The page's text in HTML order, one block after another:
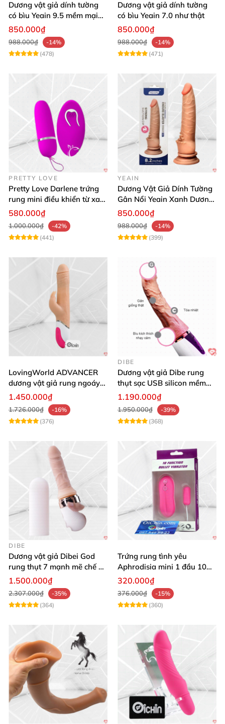
Dương vật giả dính tường
có bìu Yeain 9.5 mềm mại
thật
850.000₫
988.000₫
-14%
(478)
Dương vật giả dính tường
có bìu Yeain 7.0 như thật
850.000₫
988.000₫
-14%
(471)
PRETTY LOVE
Pretty Love Darlene trứng
rung mini điều khiển từ xa
12 chế độ rung mạnh
580.000₫
1.000.000₫
-42%
(441)
YEAIN
Dương Vật Giả Dính Tường
Gân Nổi Yeain Xanh Dương
8.2 Siêu Thật
850.000₫
988.000₫
-14%
(399)
LovingWorld ADVANCER
dương vật giả rung ngoáy
thụt 7 chế độ
1.450.000₫
1.726.000₫
-16%
(376)
DIBE
Dương vật giả Dibe rung
thụt sạc USB silicon mềm
mại thật
1.190.000₫
1.950.000₫
-39%
(368)
DIBE
Dương vật giả Dibei God
rung thụt 7 mạnh mẽ chế độ
tỏa nhiệt
1.500.000₫
2.307.000₫
-35%
(364)
Trứng rung tình yêu
Aphrodisia mini 1 đầu 10
chế độ rung đa năng
320.000₫
376.000₫
-15%
(360)